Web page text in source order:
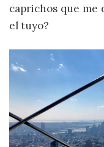
caprichos que me
el tuyo?